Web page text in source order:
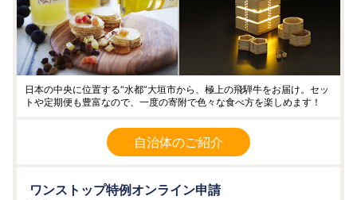
日本の中央に位置する“水都”大垣市から、極上の飛騨牛をお届け。セッ
トや定期便も豊富なので、一度の寄附で色々な食べ方を楽しめます！
自治体のご紹介
ワンストップ特例オンライン申請